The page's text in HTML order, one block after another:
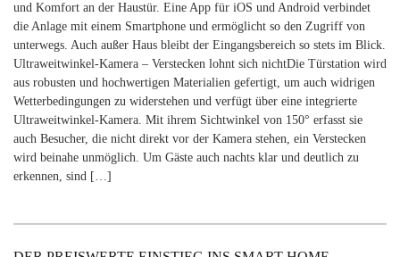
und Komfort an der Haustür. Eine App für iOS und Android verbindet
die Anlage mit einem Smartphone und ermöglicht so den Zugriff von
unterwegs. Auch außer Haus bleibt der Eingangsbereich so stets im Blick.
Ultraweitwinkel-Kamera – Verstecken lohnt sich nichtDie Türstation wird
aus robusten und hochwertigen Materialien gefertigt, um auch widrigen
Wetterbedingungen zu widerstehen und verfügt über eine integrierte
Ultraweitwinkel-Kamera. Mit ihrem Sichtwinkel von 150° erfasst sie
auch Besucher, die nicht direkt vor der Kamera stehen, ein Verstecken
wird beinahe unmöglich. Um Gäste auch nachts klar und deutlich zu
erkennen, sind […]